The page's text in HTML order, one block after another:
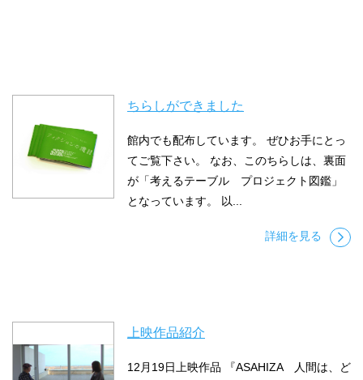
ちらしができました
館内でも配布しています。 ぜひお手にとっ
てご覧下さい。 なお、このちらしは、裏面
が「考えるテーブル プロジェクト図鑑」
となっています。 以...
詳細を見る
上映作品紹介
12月19日上映作品 『ASAHIZA 人間は、ど